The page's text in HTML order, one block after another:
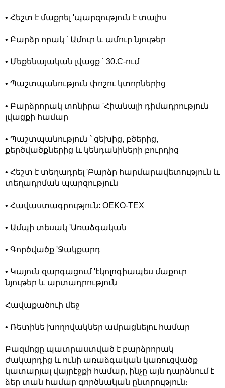
• Հեշտ է մաքրել 'պարզություն է տալիս
• Բարձր որակ ՝ Ամուր և ամուր նյութեր
• Մեքենայական լվացք ՝ 30.C-ում
• Պաշտպանություն փոշու կտորներից
• Բարձրորակ տոնիրա 'Հիանալի դիմադրություն
լվացքի համար
• Պաշտպանություն ՝ ցեխից, բծերից,
քերծվածքներից և կենդանիների բուրդից
• Հեշտ է տեղադրել 'Բարձր հարմարավետություն և
տեղադրման պարզություն
• Հավաստագրություն: OEKO-TEX
• Ամպի տեսակ 'Առաձգական
• Գործվածք 'Ջակքարդ
• Կայուն զարգացում 'էկոլոգիապես մաքուր
նյութեր և արտադրություն
Հավաքածուի մեջ
• Ռետինե խողովակներ ամրացնելու համար
Բազմոցը պատրաստված է բարձրորակ
ժակարդից և ունի առաձգական կառուցվածք
կատարյալ վայրէջքի համար, ինչը այն դարձնում է
ձեր տան համար գործնական ընտրություն։